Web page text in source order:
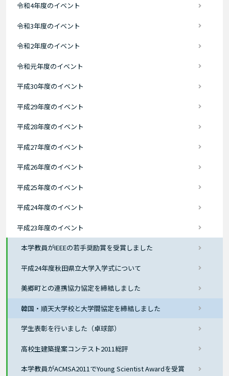
令和4年度のイベント
令和3年度のイベント
令和2年度のイベント
令和元年度のイベント
平成30年度のイベント
平成29年度のイベント
平成28年度のイベント
平成27年度のイベント
平成26年度のイベント
平成25年度のイベント
平成24年度のイベント
平成23年度のイベント
本学教員がIEEEの若手奨励賞を受賞しました
平成24年度秋田県立大学入学式について
美郷町との連携協力協定を締結しました
韓国・順天大学校と大学間協定を締結しました
学生表彰を行いました（卓球部）
高校生建築提案コンテスト2011総評
本学教員がACMSA2011でYoung Scientist Awardを受賞